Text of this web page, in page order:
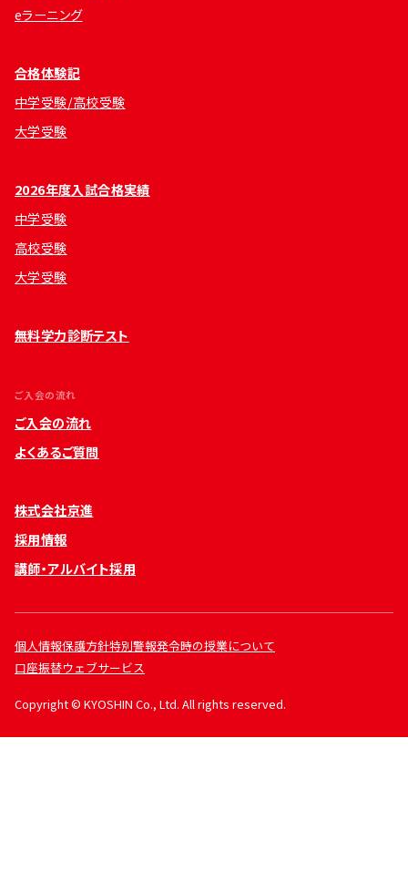
eラーニング
合格体験記
中学受験/高校受験
大学受験
2026年度入試合格実績
中学受験
高校受験
大学受験
無料学力診断テスト
ご入会の流れ
ご入会の流れ
よくあるご質問
株式会社京進
採用情報
講師・アルバイト採用
個人情報保護方針特別警報発令時の授業について
口座振替ウェブサービス
Copyright © KYOSHIN Co., Ltd. All rights reserved.